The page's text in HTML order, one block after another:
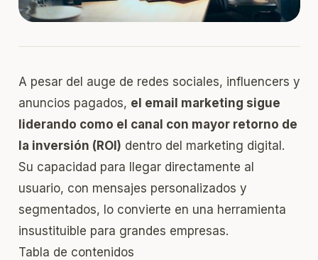
A pesar del auge de redes sociales, influencers y
anuncios pagados, el email marketing sigue
liderando como el canal con mayor retorno de
la inversión (ROI) dentro del marketing digital.
Su capacidad para llegar directamente al
usuario, con mensajes personalizados y
segmentados, lo convierte en una herramienta
insustituible para grandes empresas.
Tabla de contenidos